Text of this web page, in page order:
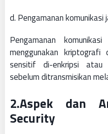
d. Pengamanan komunikasi
Pengamanan
menggunakan
sensitif di-enkripsi atau
sebelum ditransmisikan
2.Aspek dan
Security